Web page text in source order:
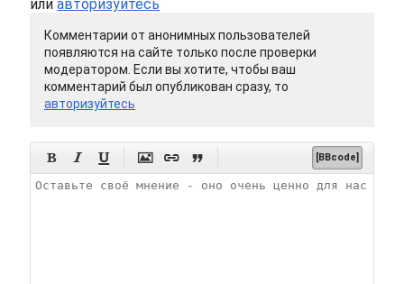
или авторизуйтесь
Комментарии от анонимных пользователей
появляются на сайте только после проверки
модератором. Если вы хотите, чтобы ваш
комментарий был опубликован сразу, то
авторизуйтесь
      [BBcode]